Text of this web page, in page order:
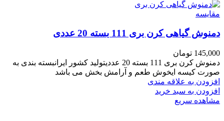
مقایسه
دمنوش گیاهی کرن بری 111 بسته 20 عددی
145,000 تومان
دمنوش کرن بری 111 بسته 20 عددیتولید کشور ایرانبسته بندی به
صورت کیسه ایخوش طعم و آرامش بخش می باشد
افزودن به علاقه مندی
افزودن به سبد خرید
مشاهده سریع